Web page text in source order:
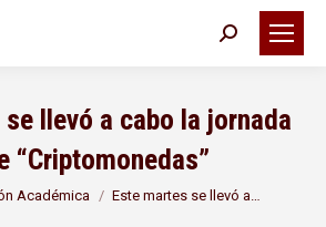
Buscar:
llevó a cabo la jornada
“Criptomonedas”
Académica Este martes se llevó a…